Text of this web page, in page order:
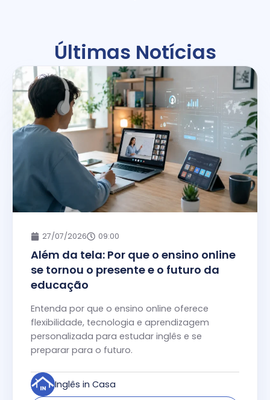
Últimas Notícias
27/07/2026 09:00
Além da tela: Por que o ensino online
se tornou o presente e o futuro da
educação
Entenda por que o ensino online oferece
flexibilidade, tecnologia e aprendizagem
personalizada para estudar inglês e se
preparar para o futuro.
Inglês in Casa